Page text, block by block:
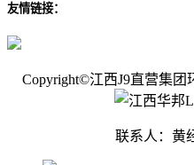
友情链接：
Copyright©江西J9直营集团
联系人：黄